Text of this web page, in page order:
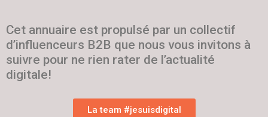
Cet annuaire est propulsé par un collectif
d’influenceurs B2B que nous vous invitons à
suivre pour ne rien rater de l’actualité
digitale!
La team #jesuisdigital